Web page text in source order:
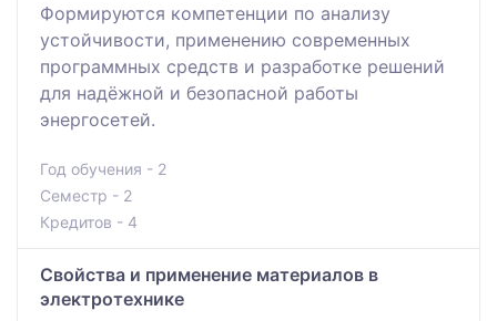
Формируются компетенции по анализу
устойчивости, применению современных
программных средств и разработке решений
для надёжной и безопасной работы
энергосетей.
Год обучения - 2
Семестр - 2
Кредитов - 4
Свойства и применение материалов в
электротехнике